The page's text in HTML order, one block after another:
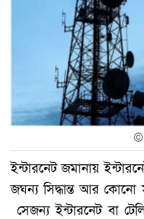
ইন্টারনেট জমানায়
জঘন্য সিদ্ধান্ত আর
সেজন্য ইন্টারনেট বা